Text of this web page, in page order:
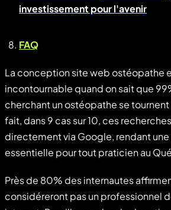
investissement pour l'avenir
FAQ
La conception site web ostéopathe
incontournable quand on sait que
cherchant un ostéopathe se tournent
fait, dans 9 cas sur 10, ces
directement via Google, rendant
essentielle pour tout praticien au
Près de 80% des internautes
considéreront pas un professionnel